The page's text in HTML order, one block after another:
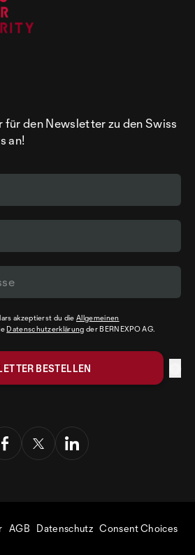
für den Newsletter zu den Swiss
an!
akzeptierst du dieAllgemeinen
Datenschutzerklärung der BERNEXPO AG.
AGB Datenschutz Consent Choices